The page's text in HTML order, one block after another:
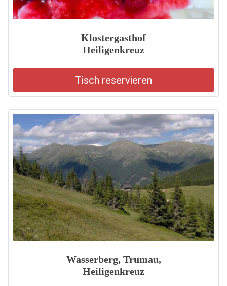
Klostergasthof
Heiligenkreuz
Tisch reservieren
Wasserberg, Trumau,
Heiligenkreuz